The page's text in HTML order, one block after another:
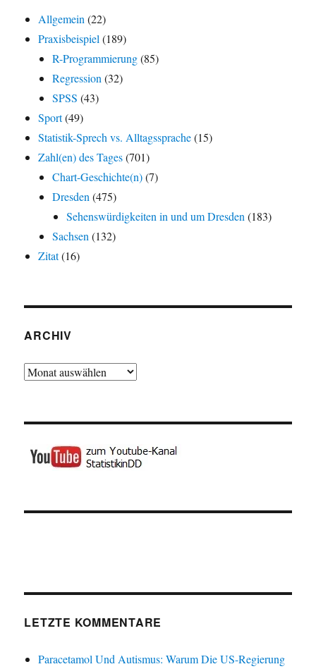
Allgemein (22)
Praxisbeispiel (189)
R-Programmierung(85)
Regression (32)
SPSS (43)
Sport(49)
Statistik-Sprech vs. Alltagssprache(15)
Zahl(en) des Tages(701)
Chart-Geschichte(n)(7)
Dresden (475)
Sehenswürdigkeiten in und um Dresden (183)
Sachsen (132)
Zitat(16)
ARCHIV
Archiv
LETZTE KOMMENTARE
Paracetamol Und Autismus: Warum Die US-Regierung